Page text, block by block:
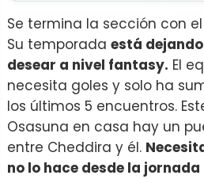
Se termina la sección con
Su temporada está
desear a nivel fantasy. El
necesita goles y solo ha
los últimos 5 encuentros.
Osasuna en casa hay un
entre Cheddira y él.
no lo hace desde la jornada